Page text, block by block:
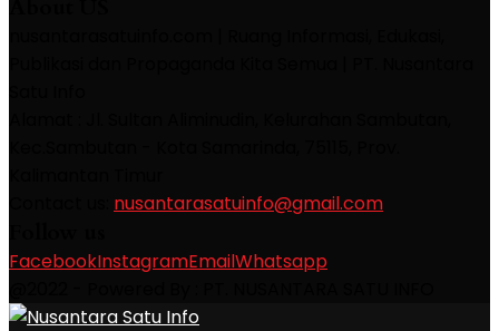
nusantarasatuinfo@gmail.com
FacebookInstagramEmailWhatsapp